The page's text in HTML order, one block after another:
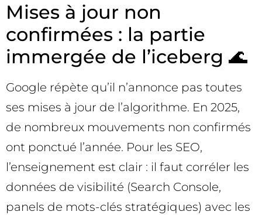
Mises à jour non
confirmées : la partie
immergée de l’iceberg 🌊
Google répète qu’il n’annonce pas toutes
ses mises à jour de l’algorithme. En 2025,
de nombreux mouvements non confirmés
ont ponctué l’année. Pour les SEO,
l’enseignement est clair : il faut corréler les
données de visibilité (Search Console,
panels de mots-clés stratégiques) avec les